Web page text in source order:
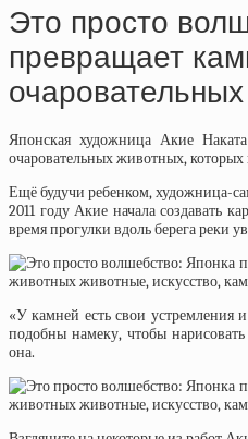
Это просто
превращает
Японская художница Акие
очаровательных животных,
Ещё будучи ребенком, художница-
2011 году Акие начала создавать
время прогулки вдоль берега реки
«У камней есть свои устремления
подобны намеку, чтобы
она.